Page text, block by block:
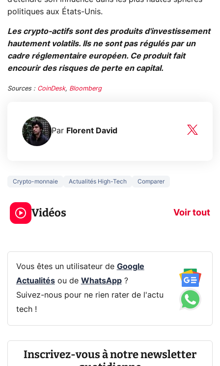
politiques aux États-Unis.
Les crypto-actifs sont des produits d'investissement
hautement volatils. Ils ne sont pas régulés par un
cadre réglementaire européen. Ce produit fait
encourir des risques de perte en capital.
Sources : CoinDesk, Bloomberg
Par Florent David
Crypto-monnaie Actualités High-Tech Comparer
Vidéos Voir tout
3 écrans en 1 pour
319€ ? Voici L'AOC
CQ32G4ZA !
5
prochaine
Vous êtes un utilisateur de Google
Actualitésou de WhatsApp?
Suivez-nous pour ne rien rater de l'actu
tech !
Inscrivez-vous à notre newsletter